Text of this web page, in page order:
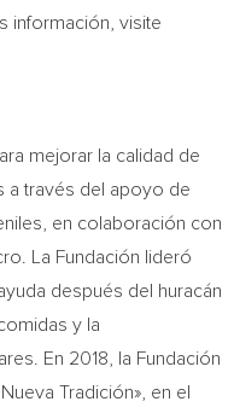
información, visite
mejorar la calidad de
a través del apoyo de
en colaboración con
La Fundación lideró
después del huracán
y la
En 2018, la Fundación
Tradición», en el